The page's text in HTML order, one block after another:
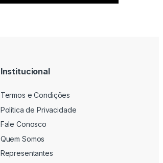
Institucional
Termos e Condições
Política de Privacidade
Fale Conosco
Quem Somos
Representantes